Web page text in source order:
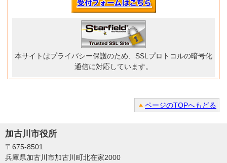
本サイトはプライバシー保護のため、SSLプロトコルの暗号化
通信に対応しています。
ページのTOPへもどる
加古川市役所
〒675-8501
兵庫県加古川市加古川町北在家2000